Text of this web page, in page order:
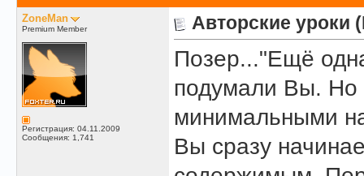
ZoneMan
Premium Member
Регистрация: 04.11.2009
Сообщения: 1,741
Авторские уроки
Позер..."Ещё
подумали Вы. Но
минимальными
Вы сразу